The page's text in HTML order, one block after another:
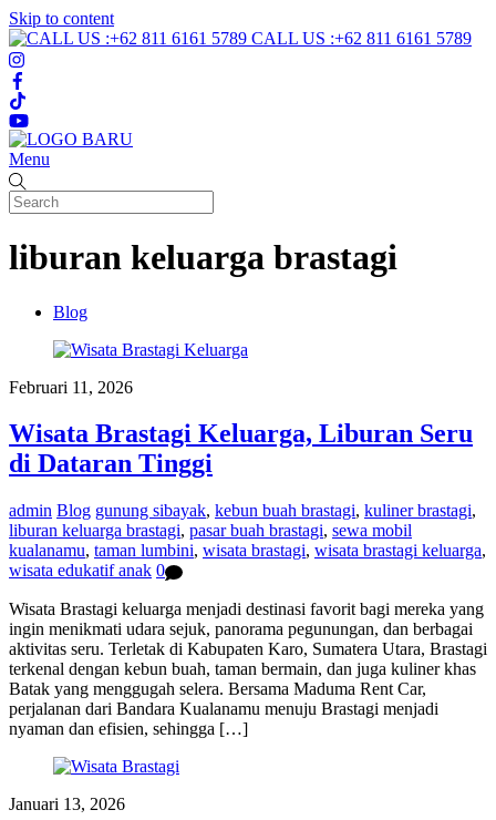
Skip to content
CALL US :+62 811 6161 5789
Menu
liburan keluarga brastagi
Blog
Februari 11, 2026
Wisata Brastagi Keluarga, Liburan Seru
di Dataran Tinggi
admin Blog gunung sibayak, kebun buah brastagi, kuliner brastagi,
liburan keluarga brastagi, pasar buah brastagi, sewa mobil
kualanamu, taman lumbini, wisata brastagi, wisata brastagi keluarga,
wisata edukatif anak 0
Wisata Brastagi keluarga menjadi destinasi favorit bagi mereka yang
ingin menikmati udara sejuk, panorama pegunungan, dan berbagai
aktivitas seru. Terletak di Kabupaten Karo, Sumatera Utara, Brastagi
terkenal dengan kebun buah, taman bermain, dan juga kuliner khas
Batak yang menggugah selera. Bersama Maduma Rent Car,
perjalanan dari Bandara Kualanamu menuju Brastagi menjadi
nyaman dan efisien, sehingga […]
Januari 13, 2026